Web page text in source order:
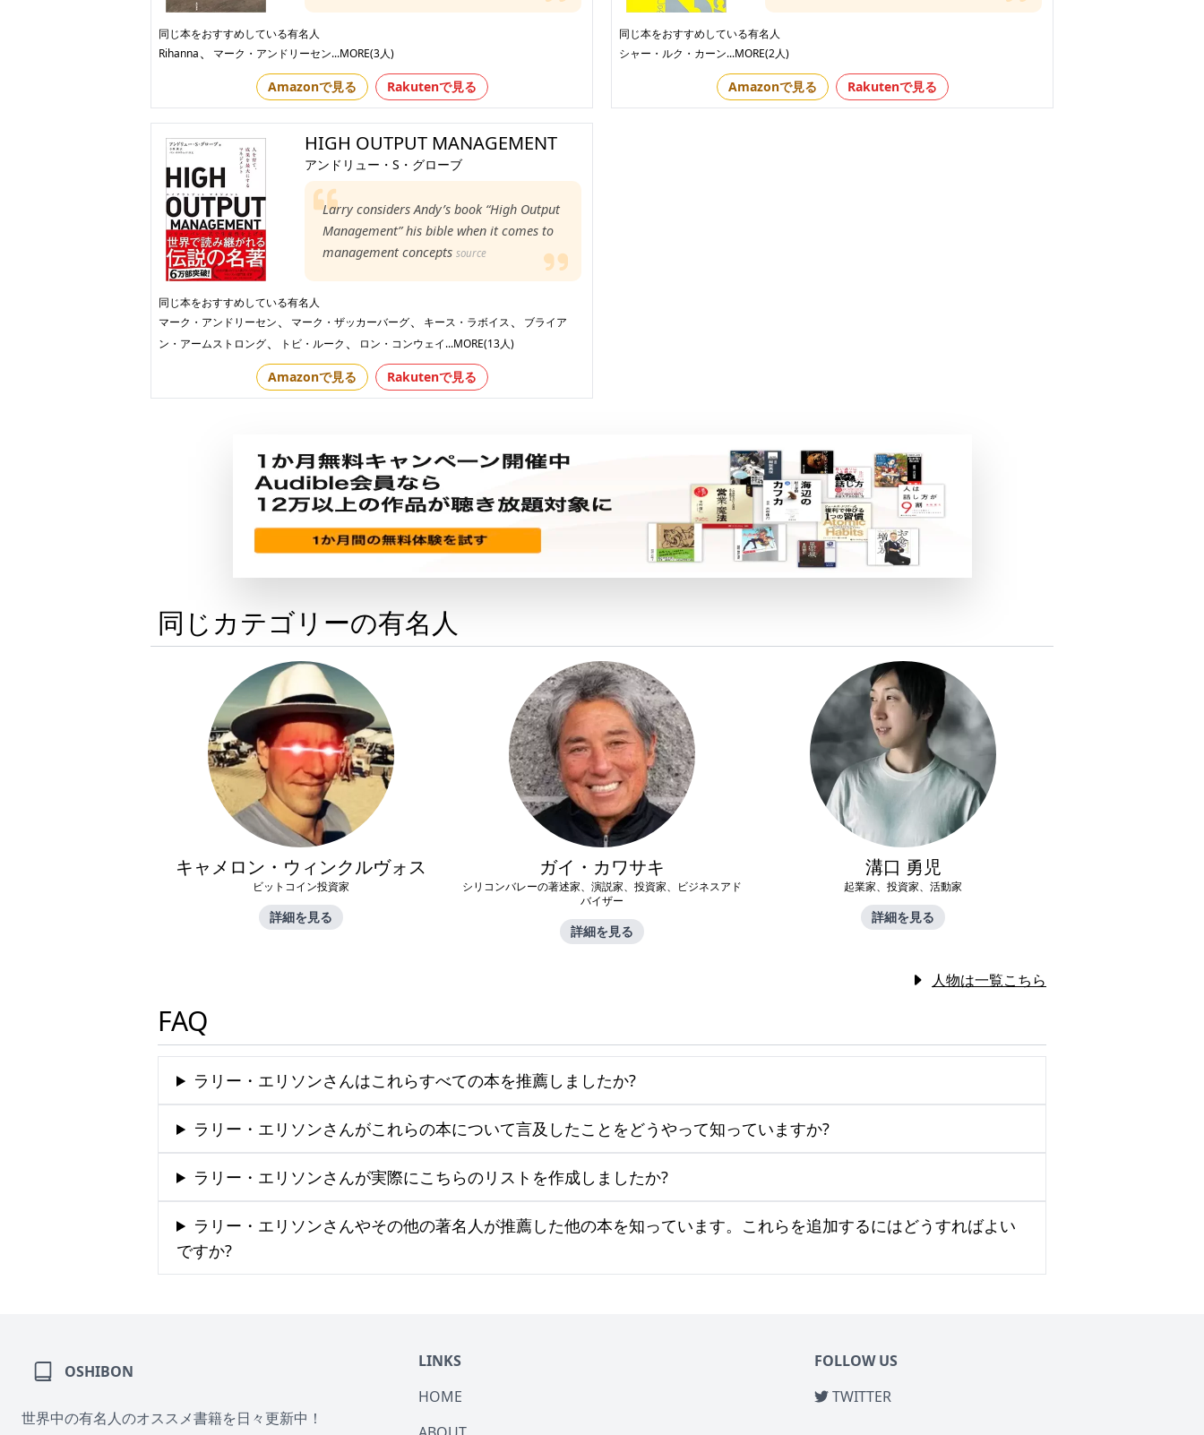
同じ本をおすすめしている有名人
Rihanna、 マーク・アンドリーセン...MORE(3人)
Amazonで見る Rakutenで見る
同じ本をおすすめしている有名人
シャー・ルク・カーン...MORE(2人)
Amazonで見る Rakutenで見る
HIGH OUTPUT MANAGEMENT
アンドリュー・S・グローブ
Larry considers Andy’s book “High Output
Management” his bible when it comes to
management concepts source
同じ本をおすすめしている有名人
マーク・アンドリーセン、 マーク・ザッカーバーグ、 キース・ラボイス、
ブライア
ン・アームストロング、 トビ・ルーク 、 ロン・コンウェイ...MORE(13人)
Amazonで見る Rakutenで見る
同じカテゴリーの有名人
キャメロン・ウィンクルヴォス
ビットコイン投資家
詳細を見る
ガイ・カワサキ
シリコンバレーの著述家、演説家、投資家、ビジネスアド
バイザー
詳細を見る
溝口 勇児
起業家、投資家、活動家
詳細を見る
人物は一覧こちら
FAQ
ラリー・エリソンさんはこれらすべての本を推薦しましたか?
ラリー・エリソンさんがこれらの本について言及したことをどうやって知っていますか?
ラリー・エリソンさんが実際にこちらのリストを作成しましたか?
ラリー・エリソンさんやその他の著名人が推薦した他の本を知っています。これらを追加するにはどうすればよい
ですか?
OSHIBON
世界中の有名人のオススメ書籍を日々更新中！
LINKS
HOME
FOLLOW US
TWITTER